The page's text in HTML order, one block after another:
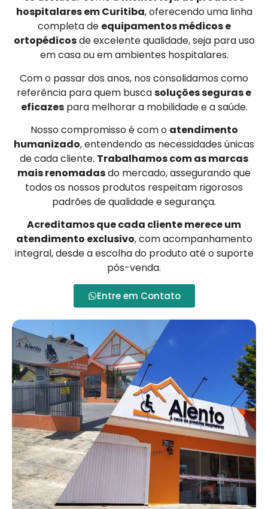
hospitalares em Curitiba, oferecendo uma linha
completa de equipamentos médicos e
ortopédicosde excelente qualidade, seja para uso
em casa ou em ambientes hospitalares.
Com o passar dos anos, nos consolidamos como
referência para quem buscasoluções seguras e
eficazespara melhorar a mobilidade e a saúde.
Nosso compromisso é com o atendimento
humanizado, entendendo as necessidades únicas
de cada cliente. Trabalhamos com as marcas
mais renomadasdo mercado, assegurando que
todos os nossos produtos respeitam rigorosos
padrões de qualidade e segurança.
Acreditamos que cada cliente merece um
atendimento exclusivo, com acompanhamento
integral, desde a escolha do produto até o suporte
pós-venda.
Entre em Contato